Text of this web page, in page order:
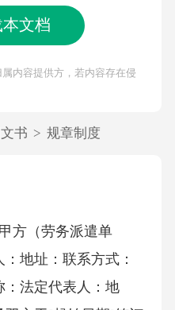
文档
内容提供方，若内容存在侵
书 > 规章制度
方（劳务派遣单
地址：联系方式：
：法定代表人：地